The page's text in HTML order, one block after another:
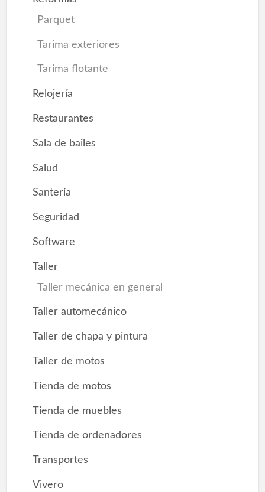
Parquet
Tarima exteriores
Tarima flotante
Relojería
Restaurantes
Sala de bailes
Salud
Santería
Seguridad
Software
Taller
Taller mecánica en general
Taller automecánico
Taller de chapa y pintura
Taller de motos
Tienda de motos
Tienda de muebles
Tienda de ordenadores
Transportes
Vivero